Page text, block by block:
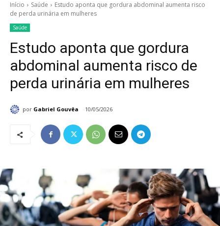
Início Saúde
Estudo aponta que gordura abdominal aumenta risco
de perda urinária em mulheres
Saúde
Estudo aponta que gordura
abdominal aumenta risco de
perda urinária em mulheres
por Gabriel Gouvêa 10/05/2026